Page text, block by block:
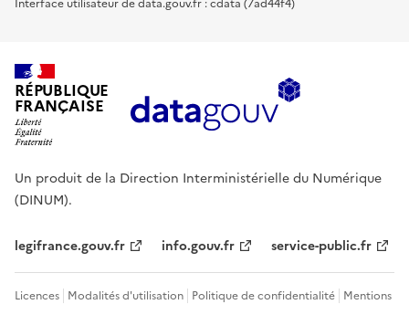
RÉPUBLIQUE
FRANÇAISE
Un produit de la Direction Interministérielle du Numérique
(DINUM).
legifrance.gouv.fr info.gouv.fr service-public.fr
Licences Modalités d'utilisation Politique de confidentialité Mentions